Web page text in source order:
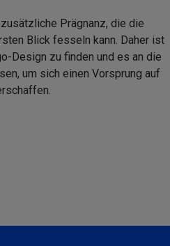
Prägnanz, die die
Blick fesseln kann. Daher ist
Design zu finden und es an die
um sich einen Vorsprung auf